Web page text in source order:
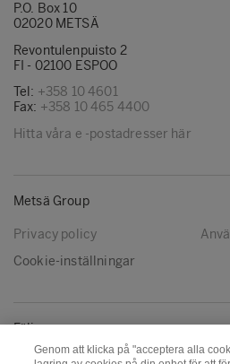
P.O. Box 10
02020 METSÄ
Revontulenpuisto 2
FI - 02100 ESPOO
Tel: +358 10 4601
Fax: +358 10 465 4400
Hitta våra e -postadresser här
Metsä Group
Privacy policy
Cookie-inställningar
Följ oss
Genom att klicka på "acceptera alla